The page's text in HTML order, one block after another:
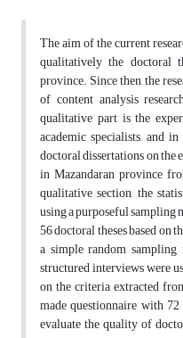
The aim of the current
qualitatively the doctoral
province. Since then, the
of content analysis
qualitative part is the
academic specialists, and
doctoral dissertations on the
in Mazandaran province
qualitative section, the
using a purposeful sampling
56 doctoral theses based on
a simple random
structured interviews were
on the criteria extracted
made questionnaire with
evaluate the quality of